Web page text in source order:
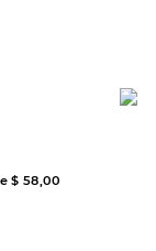
$ 58 00